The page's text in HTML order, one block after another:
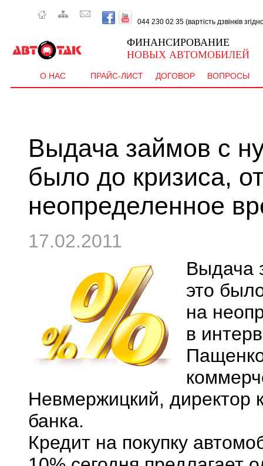
044 230 02 35 (вартість дзвінків
ФИНАНСИРОВАНИЕ
НОВЫХ АВТОМОБИЛЕЙ
О НАС ПРАЙС-ЛИСТ ДОГОВОР ВОПРОСЫ
Выдача займов с
было до кризиса,
неопределенное
17.02.2011
Выдача
это
на
в
Невмержицкий, директор
банка.
Кредит на покупку